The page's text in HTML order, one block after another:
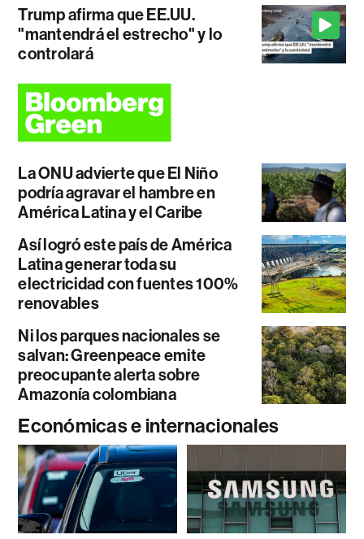
Trump afirma que EE.UU.
"mantendrá el estrecho" y lo
controlará
La ONU advierte que El Niño
podría agravar el hambre en
América Latina y el Caribe
Así logró este país de América
Latina generar toda su
electricidad con fuentes 100%
renovables
Ni los parques nacionales se
salvan: Greenpeace emite
preocupante alerta sobre
Amazonía colombiana
Económicas e internacionales